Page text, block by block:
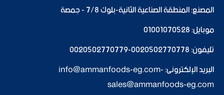
المصنع: المنطقة الصناعية الثانية-بلوك 7/8 - جمصة
موبايل:01001070528
تليفون:0020502770778
-
0020502770779
البريد الإلكترونى: info@ammanfoods-eg.com-
sales@ammanfoods-eg.com